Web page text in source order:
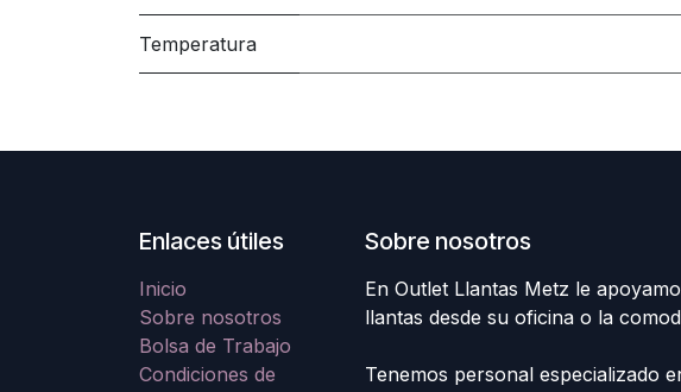
Temperatura
Enlaces útiles
Inicio
Sobre nosotros
Bolsa de Trabajo
Condiciones de
Sobre nosotros
En Outlet Llantas Metz le
llantas desde su oficina o la
Tenemos personal especializado